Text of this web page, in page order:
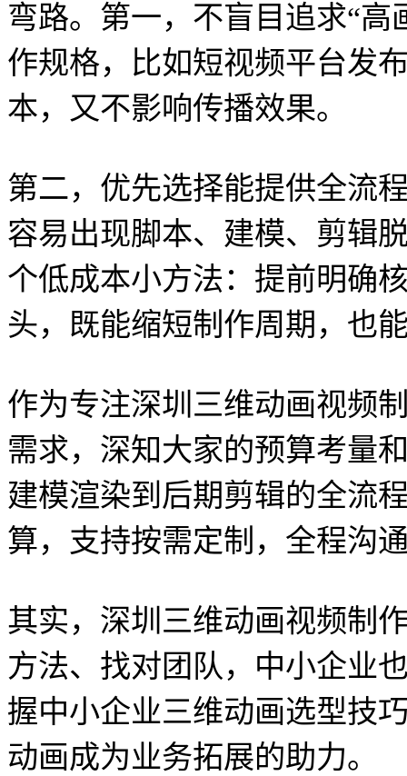
弯路。第一，不盲目追求“
作规格，比如短视频平台发
本，又不影响传播效果。
第二，优先选择能提供全流
容易出现脚本、建模、剪辑
个低成本小方法：提前明确
头，既能缩短制作周期，也
作为专注深圳三维动画视频
需求，深知大家的预算考量
建模渲染到后期剪辑的全流
算，支持按需定制，全程沟
其实，深圳三维动画视频制
方法、找对团队，中小企业
握中小企业三维动画选型技
动画成为业务拓展的助力。